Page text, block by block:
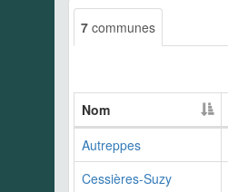
7 communes
Nom
Autreppes
Cessières-Suzy